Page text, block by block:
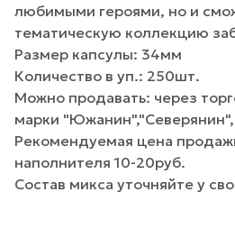
любимыми героями, но и
тематическую коллекцию
Размер капсулы: 34мм
Количество в уп.: 250шт.
Можно продавать: через
марки "Южанин","Северянин",
Рекомендуемая цена
наполнителя 10-20руб.
Состав микса уточняйте у